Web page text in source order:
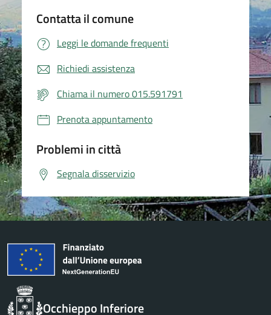
Contatta il comune
Leggi le domande frequenti
Richiedi assistenza
Chiama il numero 015.591791
Prenota appuntamento
Problemi in città
Segnala disservizio
Occhieppo Inferiore